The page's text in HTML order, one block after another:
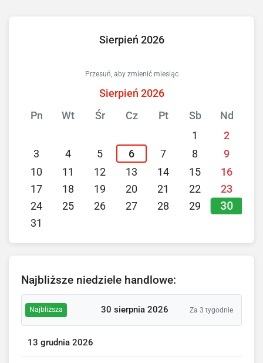
Sierpień 2026
Przesuń, aby zmienić miesiąc
Sierpień 2026
Pn
Wt Śr Cz Pt Sb
Nd
1
2
3
4 5 6 7 8
9
10
11 12 13 14 15
16
17
18 19 20 21 22
23
24
25 26 27 28 29 30
31
Najbliższe niedziele handlowe:
Najbliższa 30 sierpnia 2026 Za 3 tygodnie
13 grudnia 2026